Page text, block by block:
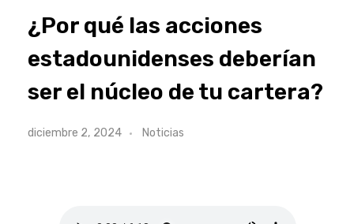
¿Por qué las acciones
estadounidenses deberían
ser el núcleo de tu cartera?
diciembre 2, 2024 Noticias